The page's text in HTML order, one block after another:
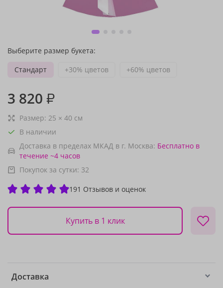
Выберите размер букета:
Стандарт
+30% цветов +60% цветов
3 820 ₽
Размер: 25 × 40 см
В наличии
Доставка в пределах МКАД в г. Москва: Бесплатно в
течение ~4 часов
Покупок за сутки: 32
191 Отзывов и оценок
Купить в 1 клик
Доставка